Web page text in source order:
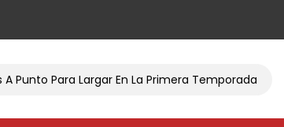
Para Largar En La Primera Temporada De Ciclismo